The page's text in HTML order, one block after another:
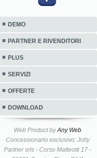
DEMO
PARTNER E RIVENDITORI
PLUS
SERVIZI
OFFERTE
DOWNLOAD
Web Product byAny Web
Concessionario esclusivo: Jolly
Partner srls - Corso Matteotti 17 -